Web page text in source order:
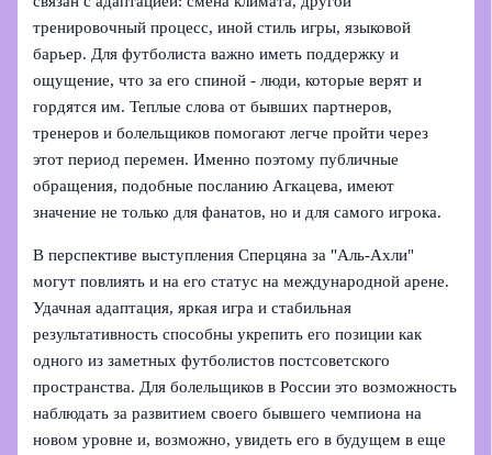
тренировочный процесс, иной стиль игры, языковой
барьер. Для футболиста важно иметь поддержку и
ощущение, что за его спиной - люди, которые верят и
гордятся им. Теплые слова от бывших партнеров,
тренеров и болельщиков помогают легче пройти через
этот период перемен. Именно поэтому публичные
обращения, подобные посланию Агкацева, имеют
значение не только для фанатов, но и для самого игрока.
В перспективе выступления Сперцяна за "Аль‑Ахли"
могут повлиять и на его статус на международной арене.
Удачная адаптация, яркая игра и стабильная
результативность способны укрепить его позиции как
одного из заметных футболистов постсоветского
пространства. Для болельщиков в России это возможность
наблюдать за развитием своего бывшего чемпиона на
новом уровне и, возможно, увидеть его в будущем в еще